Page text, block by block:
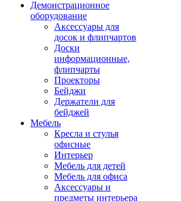
Демонстрационное
оборудование
Аксессуары для
досок и флипчартов
Доски
информационные,
флипчарты
Проекторы
Бейджи
Держатели для
бейджей
Мебель
Кресла и стулья
офисные
Интерьер
Мебель для детей
Мебель для офиса
Аксессуары и
предметы интерьера